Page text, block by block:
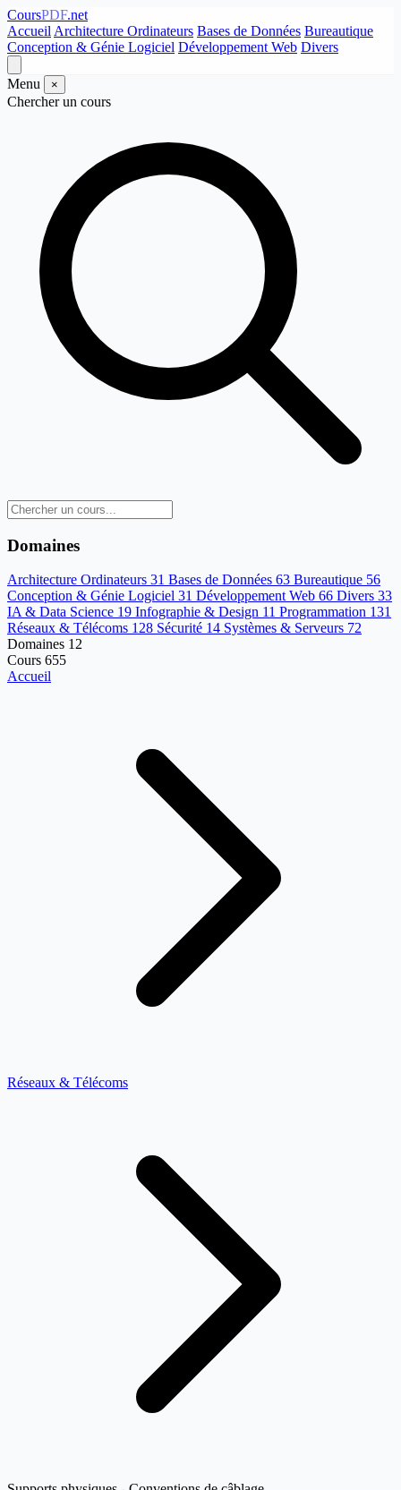
CoursPDF.net
Accueil Architecture Ordinateurs Bases de Données Bureautique
Conception & Génie Logiciel Développement Web Divers
Menu ×
Chercher un cours
Domaines
Architecture Ordinateurs 31 Bases de Données 63 Bureautique 56
Conception & Génie Logiciel 31 Développement Web 66 Divers 33
IA & Data Science 19 Infographie & Design 11 Programmation 131
Réseaux & Télécoms 128 Sécurité 14 Systèmes & Serveurs 72
Domaines 12
Cours 655
Accueil
Réseaux & Télécoms